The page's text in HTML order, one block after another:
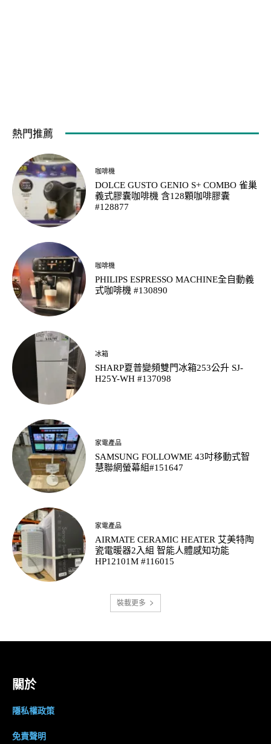
熱門推薦
咖啡機
DOLCE GUSTO GENIO S+ COMBO 雀巢
義式膠囊咖啡機 含128顆咖啡膠囊
#128877
咖啡機
PHILIPS ESPRESSO MACHINE全自動義
式咖啡機 #130890
冰箱
SHARP夏普變頻雙門冰箱253公升 SJ-
H25Y-WH #137098
家電產品
SAMSUNG FOLLOWME 43吋移動式智
慧聯網螢幕組#151647
家電產品
AIRMATE CERAMIC HEATER 艾美特陶
瓷電暖器2入組 智能人體感知功能
HP12101M #116015
裝載更多
關於
隱私權政策
免責聲明